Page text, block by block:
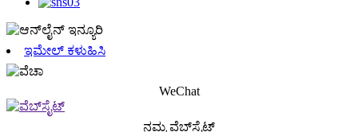
ಇಮೇಲ್ ಕಳುಹಿಸಿ
WeChat
ನಮ್ಮ ವೆಬ್‌ಸೈಟ್